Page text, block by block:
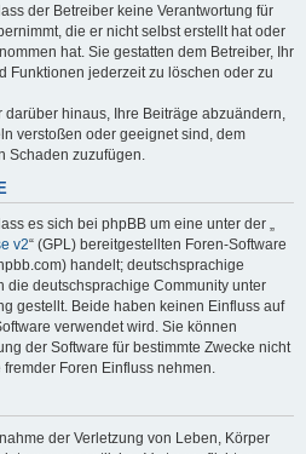
der Betreiber keine Verantwortung für
die er nicht selbst erstellt hat oder
hat. Sie gestatten dem Betreiber, Ihr
Funktionen jederzeit zu löschen oder zu
hinaus, Ihre Beiträge abzuändern,
verstoßen oder geeignet sind, dem
Schaden zuzufügen.
es sich bei phpBB um eine unter der „
v2“ (GPL) bereitgestellten Foren-Software
handelt; deutschsprachige
die deutschsprachige Community unter
gestellt. Beide haben keinen Einfluss auf
verwendet wird. Sie können
der Software für bestimmte Zwecke nicht
Foren Einfluss nehmen.
der Verletzung von Leben, Körper